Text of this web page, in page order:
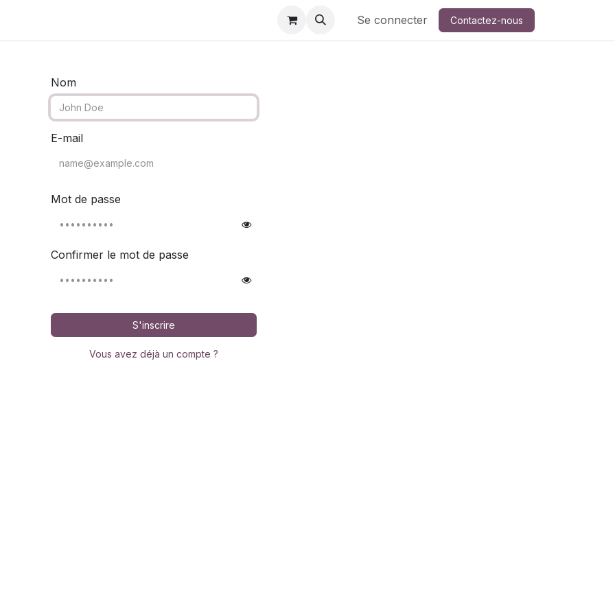
Se connecter Contactez-nous
Nom
E-mail
Mot de passe
Confirmer le mot de passe
S'inscrire
Vous avez déjà un compte ?